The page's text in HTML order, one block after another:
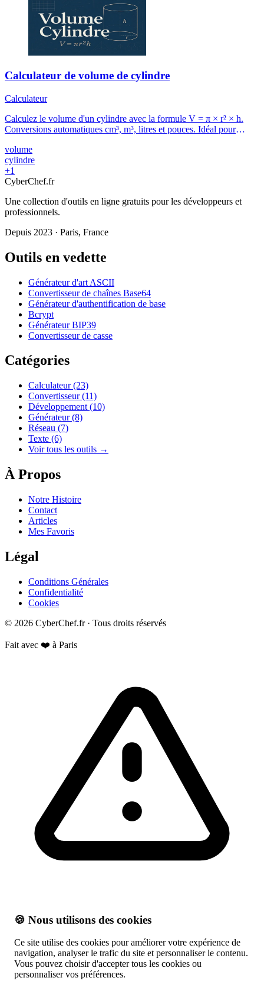
Calculateur de volume de cylindre
Calculateur
Calculez le volume d'un cylindre avec la formule V = π × r² × h.
Conversions automatiques cm³, m³, litres et pouces. Idéal pour
volume
cylindre
+1
CyberChef.fr
Une collection d'outils en ligne gratuits pour les développeurs et
professionnels.
Depuis 2023 · Paris, France
Outils en vedette
Générateur d'art ASCII
Convertisseur de chaînes Base64
Générateur d'authentification de base
Bcrypt
Générateur BIP39
Convertisseur de casse
Catégories
Calculateur(23)
Convertisseur(11)
Développement (10)
Générateur(8)
Réseau (7)
Texte (6)
Voir tous les outils →
À Propos
Notre Histoire
Contact
Articles
Mes Favoris
Légal
Conditions Générales
Confidentialité
Cookies
© 2026 CyberChef.fr · Tous droits réservés
Fait avec ❤️ à Paris
🍪 Nous utilisons des cookies
Ce site utilise des cookies pour améliorer votre expérience de
navigation, analyser le trafic du site et personnaliser le contenu.
Vous pouvez choisir d'accepter tous les cookies ou
personnaliser vos préférences.